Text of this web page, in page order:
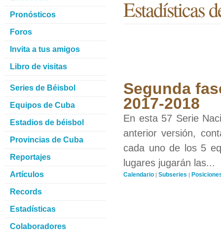
Estadísticas
Segunda
2017-2018
En esta 57 Serie
anterior versión,
cada uno de los 5
lugares jugarán las...
Calendario | Subseries |
Pronósticos
Foros
Invita a tus amigos
Libro de visitas
Series de Béisbol
Equipos de Cuba
Estadios de béisbol
Provincias de Cuba
Reportajes
Artículos
Records
Estadísticas
Colaboradores